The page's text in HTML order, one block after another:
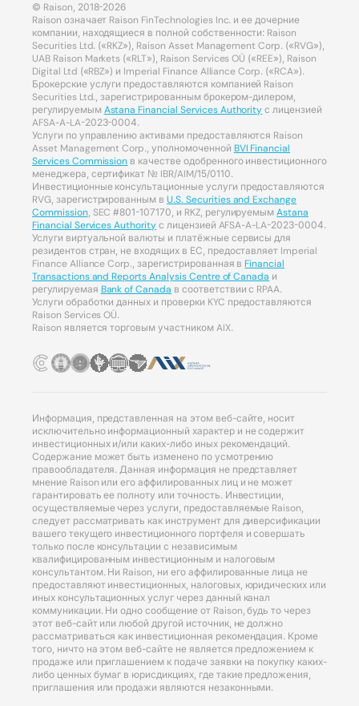
© Raison, 2018-2026
Raison означает Raison FinTechnologies Inc. и ее дочерние
компании, находящиеся в полной собственности: Raison
Securities Ltd. («RKZ»), Raison Asset Management Corp. («RVG»),
UAB Raison Markets («RLT»), Raison Services OÜ («REE»), Raison
Digital Ltd («RBZ») и Imperial Finance Alliance Corp. («RCA»).
Брокерские услуги предоставляются компанией Raison
Securities Ltd., зарегистрированным брокером-дилером,
регулируемым Astana Financial Services Authority с лицензией
AFSA-A-LA-2023-0004.
Услуги по управлению активами предоставляются Raison
Asset Management Corp., уполномоченной BVI Financial
Services Commission в качестве одобренного инвестиционного
менеджера, сертификат № IBR/AIM/15/0110.
Инвестиционные консультационные услуги предоставляются
RVG, зарегистрированным вU.S. Securities and Exchange
Commission, SEC #801-107170, и RKZ, регулируемымAstana
Financial Services Authority с лицензией AFSA-A-LA-2023-0004.
Услуги виртуальной валюты и платёжные сервисы для
резидентов стран, не входящих в ЕС, предоставляет Imperial
Finance Alliance Corp., зарегистрированная вFinancial
Transactions and Reports Analysis Centre of Canada и
регулируемая Bank of Canada в соответствии с RPAA.
Услуги обработки данных и проверки KYC предоставляются
Raison Services OÜ.
Raison является торговым участником AIX.
Информация, представленная на этом веб-сайте, носит
исключительно информационный характер и не содержит
инвестиционных и/или каких-либо иных рекомендаций.
Содержание может быть изменено по усмотрению
правообладателя. Данная информация не представляет
мнение Raison или его аффилированных лиц и не может
гарантировать ее полноту или точность. Инвестиции,
осуществляемые через услуги, предоставляемые Raison,
следует рассматривать как инструмент для диверсификации
вашего текущего инвестиционного портфеля и совершать
только после консультации с независимым
квалифицированным инвестиционным и налоговым
консультантом. Ни Raison, ни его аффилированные лица не
предоставляют инвестиционных, налоговых, юридических или
иных консультационных услуг через данный канал
коммуникации. Ни одно сообщение от Raison, будь то через
этот веб-сайт или любой другой источник, не должно
рассматриваться как инвестиционная рекомендация. Кроме
того, ничто на этом веб-сайте не является предложением к
продаже или приглашением к подаче заявки на покупку каких-
либо ценных бумаг в юрисдикциях, где такие предложения,
приглашения или продажи являются незаконными.